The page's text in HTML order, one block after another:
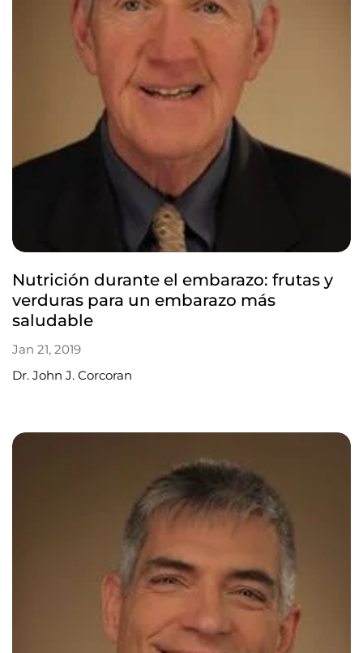
Nutrición durante el embarazo: frutas y
verduras para un embarazo más
saludable
Jan 21, 2019
Dr. John J. Corcoran